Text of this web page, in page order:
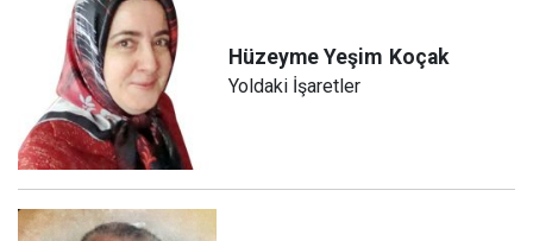
Hüzeyme Yeşim Koçak
Yoldaki İşaretler